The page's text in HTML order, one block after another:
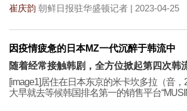
崔庆韵 朝鲜日报驻华盛顿记者 | 2023-04-25
因疫情疲惫的日本MZ一代沉醉于韩流中
随着经常接触韩剧，全方位掀起第四次韩
[image1]居住在日本东京的米卡坎多拉（音
大早就去等候韩国排名第一的销售平台